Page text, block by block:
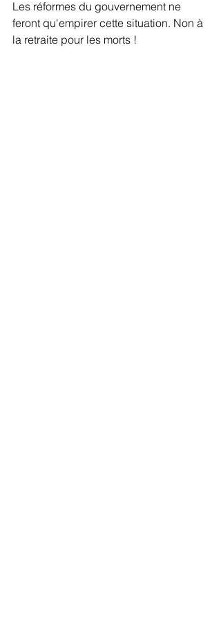
Les réformes du gouvernement ne
feront qu'empirer cette situation. Non à
la retraite pour les morts !